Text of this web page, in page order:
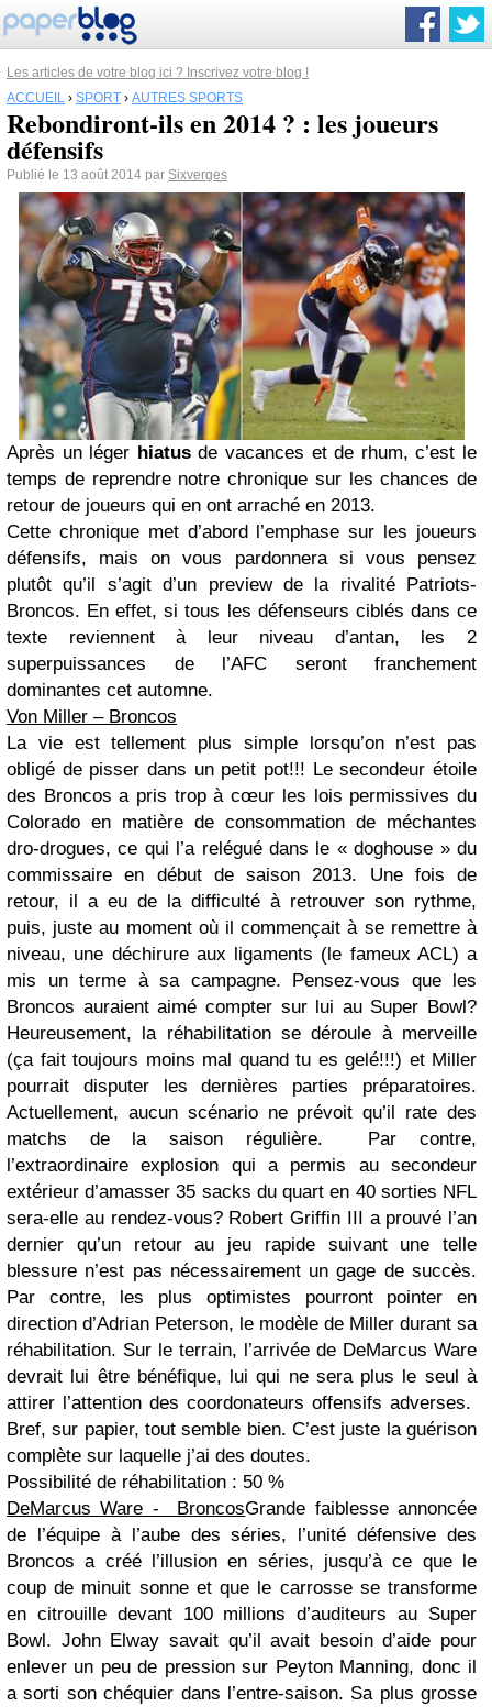
Les articles de votre blog ici ? Inscrivez votre blog !
ACCUEIL › SPORT › AUTRES SPORTS
Rebondiront-ils en 2014 ? : les joueurs
défensifs
Publié le 13 août 2014 par Sixverges
Après un léger hiatusde vacances et de rhum, c’est le
temps de reprendre notre chronique sur les chances de
retour de joueurs qui en ont arraché en 2013.
Cette chronique met d’abord l’emphase sur les joueurs
défensifs, mais on vous pardonnera si vous pensez
plutôt qu’il s’agit d’un preview de la rivalité Patriots-
Broncos. En effet, si tous les défenseurs ciblés dans ce
texte reviennent à leur niveau d’antan, les 2
superpuissances de l’AFC seront franchement
dominantes cet automne.
Von Miller – Broncos
La vie est tellement plus simple lorsqu’on n’est pas
obligé de pisser dans un petit pot!!! Le secondeur étoile
des Broncos a pris trop à cœur les lois permissives du
Colorado en matière de consommation de méchantes
dro-drogues, ce qui l’a relégué dans le « doghouse » du
commissaire en début de saison 2013. Une fois de
retour, il a eu de la difficulté à retrouver son rythme,
puis, juste au moment où il commençait à se remettre à
niveau, une déchirure aux ligaments (le fameux ACL) a
mis un terme à sa campagne. Pensez-vous que les
Broncos auraient aimé compter sur lui au Super Bowl?
Heureusement, la réhabilitation se déroule à merveille
(ça fait toujours moins mal quand tu es gelé!!!) et Miller
pourrait disputer les dernières parties préparatoires.
Actuellement, aucun scénario ne prévoit qu’il rate des
matchs de la saison régulière. Par contre,
l’extraordinaire explosion qui a permis au secondeur
extérieur d’amasser 35 sacks du quart en 40 sorties NFL
sera-elle au rendez-vous? Robert Griffin III a prouvé l’an
dernier qu’un retour au jeu rapide suivant une telle
blessure n’est pas nécessairement un gage de succès.
Par contre, les plus optimistes pourront pointer en
direction d’Adrian Peterson, le modèle de Miller durant sa
réhabilitation. Sur le terrain, l’arrivée de DeMarcus Ware
devrait lui être bénéfique, lui qui ne sera plus le seul à
attirer l’attention des coordonateurs offensifs adverses.
Bref, sur papier, tout semble bien. C’est juste la guérison
complète sur laquelle j’ai des doutes.
Possibilité de réhabilitation : 50 %
DeMarcus Ware - BroncosGrande faiblesse annoncée
de l’équipe à l’aube des séries, l’unité défensive des
Broncos a créé l’illusion en séries, jusqu’à ce que le
coup de minuit sonne et que le carrosse se transforme
en citrouille devant 100 millions d’auditeurs au Super
Bowl. John Elway savait qu’il avait besoin d’aide pour
enlever un peu de pression sur Peyton Manning, donc il
a sorti son chéquier dans l’entre-saison. Sa plus grosse